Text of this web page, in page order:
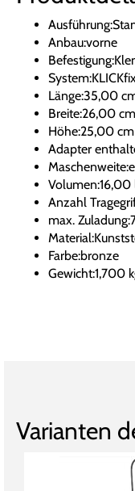
Anbau:vorne
Länge:35,00
Breite:26,00 cm
Höhe:25,00 cm
Adapter
Volumen:16,00
Anzahl
max.
Farbe:bronze
Gewicht:1,700
Varianten